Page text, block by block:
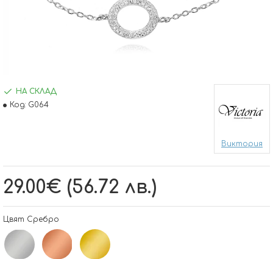
29.00€ (56.72 лв.)
НА СКЛАД
Код: G064
Виктория
Цвят Сребро